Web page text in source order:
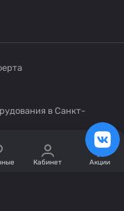
в Санкт-
Кабинет Акции